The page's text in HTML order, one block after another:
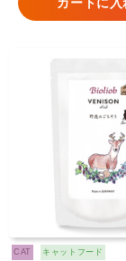
CAT キャットフード